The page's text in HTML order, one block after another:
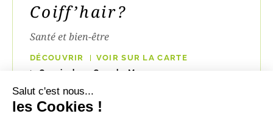
Coiff’hair?
Santé et bien-être
DÉCOUVRIR
VOIR SUR LA CARTE
Ouvrir dans Google Map
Salut c'est nous...
les Cookies !